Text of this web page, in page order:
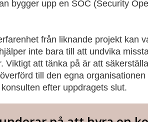
bygger upp en SOC (Security
från liknande projekt kan
inte bara till att undvika
Viktigt att tänka på är att
till den egna organisationen
efter uppdragets slut.